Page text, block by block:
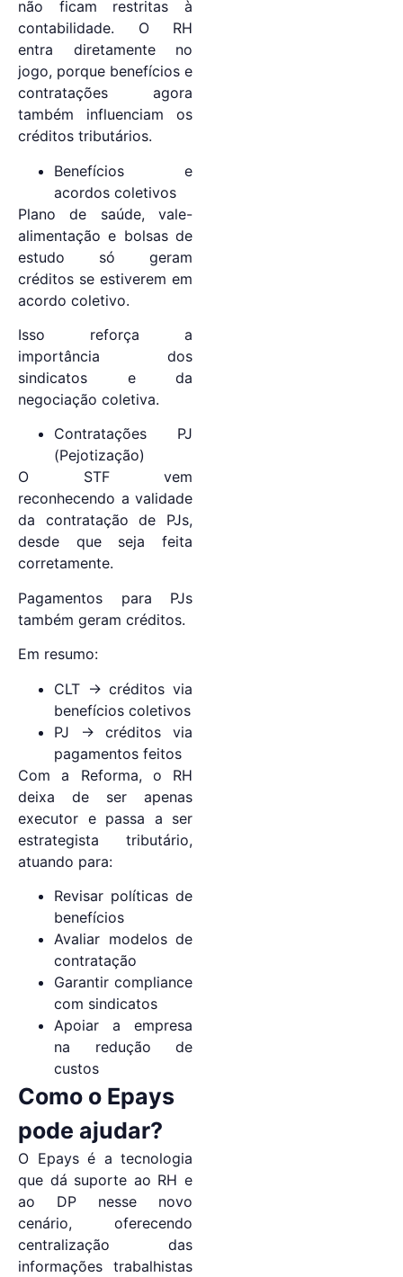
não ficam restritas à
contabilidade. O RH
entra diretamente no
jogo, porque benefícios e
contratações agora
também influenciam os
créditos tributários.
Benefícios e
acordos coletivos
Plano de saúde, vale-
alimentação e bolsas de
estudo só geram
créditos se estiverem em
acordo coletivo.
Isso reforça a
importância dos
sindicatos e da
negociação coletiva.
Contratações PJ
(Pejotização)
O STF vem
reconhecendo a validade
da contratação de PJs,
desde que seja feita
corretamente.
Pagamentos para PJs
também geram créditos.
Em resumo:
CLT → créditos via
benefícios coletivos
PJ → créditos via
pagamentos feitos
Com a Reforma, o RH
deixa de ser apenas
executor e passa a ser
estrategista tributário,
atuando para:
Revisar políticas de
benefícios
Avaliar modelos de
contratação
Garantir compliance
com sindicatos
Apoiar a empresa
na redução de
custos
Como o Epays
pode ajudar?
O Epays é a tecnologia
que dá suporte ao RH e
ao DP nesse novo
cenário, oferecendo
centralização das
informações trabalhistas